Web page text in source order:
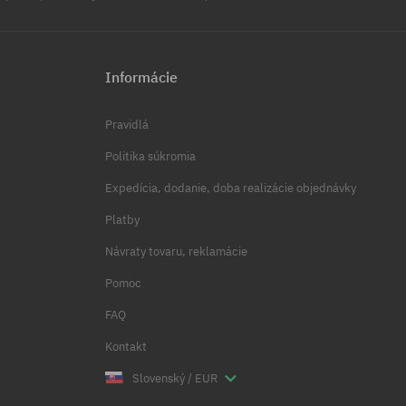
Informácie
Pravidlá
Politika súkromia
Expedícia, dodanie, doba realizácie objednávky
Platby
Návraty tovaru, reklamácie
Pomoc
FAQ
Kontakt
Slovenský / EUR